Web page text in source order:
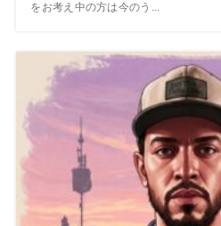
をお考え中の方は今のう...